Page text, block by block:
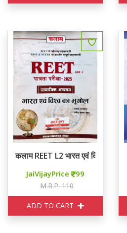
कलाम REET L2 भारत एवं विश्व का भूगोल
JaiVijayPrice 99
M.R.P. 110
ADD TO CART